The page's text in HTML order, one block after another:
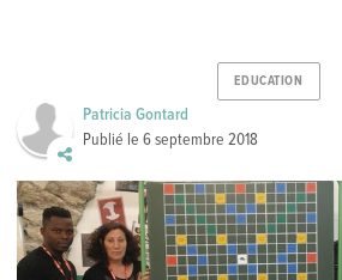
EDUCATION
Patricia Gontard
Publié le6 septembre 2018